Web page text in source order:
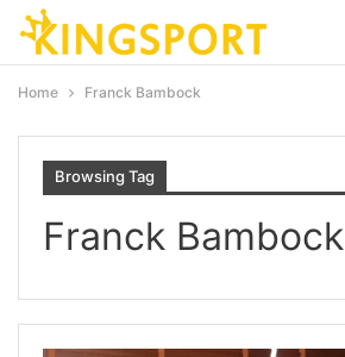
Home Franck Bambock
Browsing Tag
Franck Bambock